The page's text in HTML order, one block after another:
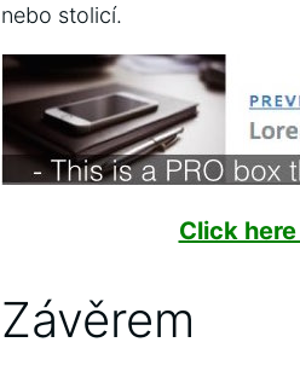
nebo stolicí.
Click
Závěrem